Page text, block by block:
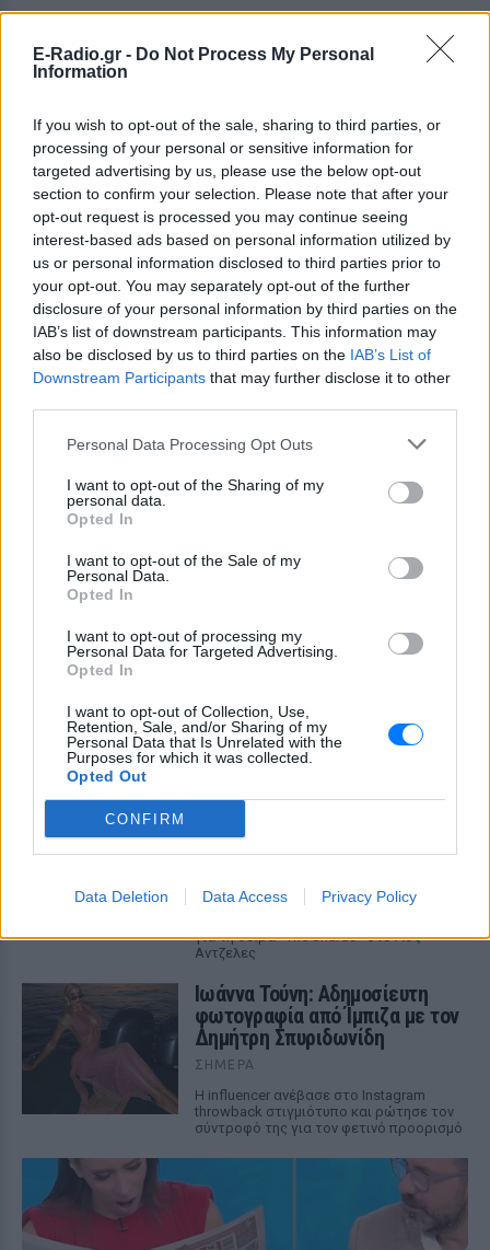
E-Radio.gr - Do Not Process My Personal
Information
If you wish to opt-out of the sale, sharing to third parties, or
processing of your personal or sensitive information for
targeted advertising by us, please use the below opt-out
section to confirm your selection. Please note that after your
opt-out request is processed you may continue seeing
interest-based ads based on personal information utilized by
us or personal information disclosed to third parties prior to
your opt-out. You may separately opt-out of the further
disclosure of your personal information by third parties on the
IAB’s list of downstream participants. This information may
also be disclosed by us to third parties on the IAB’s List of
Downstream Participants that may further disclose it to other
Personal Data Processing Opt Outs
I want to opt-out of the Sharing of my
personal data.
Opted In
I want to opt-out of the Sale of my
Personal Data.
Opted In
I want to opt-out of processing my
Personal Data for Targeted Advertising.
Opted In
I want to opt-out of Collection, Use,
Retention, Sale, and/or Sharing of my
Personal Data that Is Unrelated with the
Purposes for which it was collected.
Opted Out
CONFIRM
Data Deletion Data Access Privacy Policy
ΔΕΙΤΕ ΕΠΙΣΗΣ
ΣΤΗΝ ΙΔΙΑ ΚΑΤΗΓΟΡΙΑ
μυστικό που τους κρατά
«καλύτερους φίλους» 11 χρόνια
Οι δύο σταρ του Χόλιγουντ απέδειξαν
ότι η αγάπη και ο σεβασμός μπορούν να
διαρκέσουν πέρα από τον γάμο, χάρη και
αποκαλυπτικό μαύρο look
θύμισε τη Σίντι Κρόφορντ
ΣΉΜΕΡΑ
για τη σειρά «The Shards» στο Λος
Αντζελες
Ιωάννα Τούνη: Αδημοσίευτη
φωτογραφία από Ίμπιζα με τον
Δημήτρη Σπυριδωνίδη
ΣΉΜΕΡΑ
Η influencer ανέβασε στο Instagram
throwback στιγμιότυπο και ρώτησε τον
σύντροφό της για τον φετινό προορισμό